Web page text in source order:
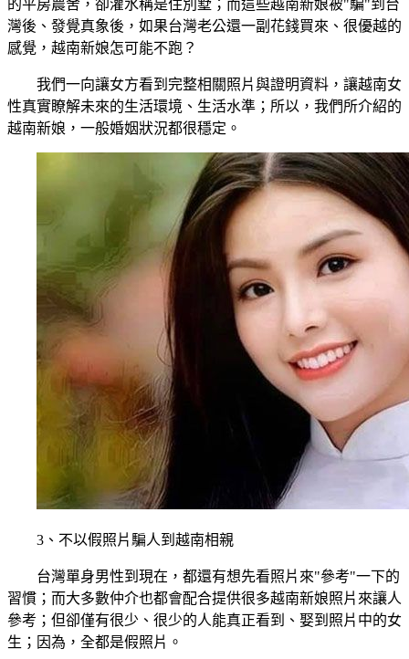
的平房農舍，卻灌水稱是住別墅；而這些越南新娘被"騙"到台
灣後、發覺真象後，如果台灣老公還一副花錢買來、很優越的
感覺，越南新娘怎可能不跑？
我們一向讓女方看到完整相關照片與證明資料，讓越南女
性真實瞭解未來的生活環境、生活水準；所以，我們所介紹的
越南新娘，一般婚姻狀況都很穩定。
3、不以假照片騙人到越南相親
台灣單身男性到現在，都還有想先看照片來"參考"一下的
習慣；而大多數仲介也都會配合提供很多越南新娘照片來讓人
參考；但卻僅有很少、很少的人能真正看到、娶到照片中的女
生；因為，全都是假照片。